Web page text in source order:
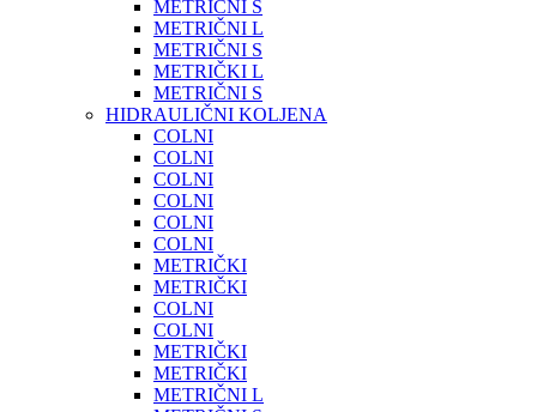
METRIČNI S
METRIČNI L
METRIČNI S
METRIČKI L
METRIČNI S
HIDRAULIČNI KOLJENA
COLNI
COLNI
COLNI
COLNI
COLNI
COLNI
METRIČKI
METRIČKI
COLNI
COLNI
METRIČKI
METRIČKI
METRIČNI L